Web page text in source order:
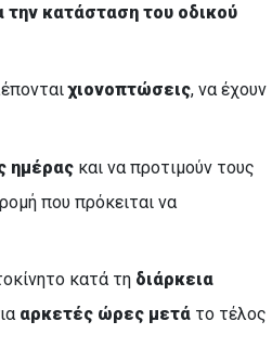
την κατάσταση του οδικού
χιονοπτώσεις, να έχουν
ημέραςκαι να προτιμούν τους
που πρόκειται να
κατά τη διάρκεια
αρκετές ώρες μετάτο τέλος